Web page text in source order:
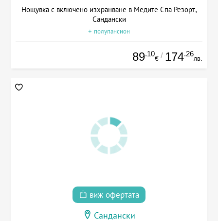
Нощувка с включено изхранване в Медите Спа Резорт,
Сандански
+ полупансион
89.10
€ / 174.26
лв.
виж офертата
Сандански